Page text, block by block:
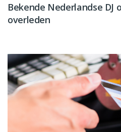
Bekende Nederlandse
overleden